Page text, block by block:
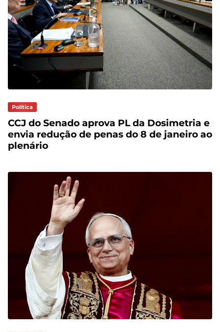
Política
CCJ do Senado aprova PL da Dosimetria e
envia redução de penas do 8 de janeiro ao
plenário